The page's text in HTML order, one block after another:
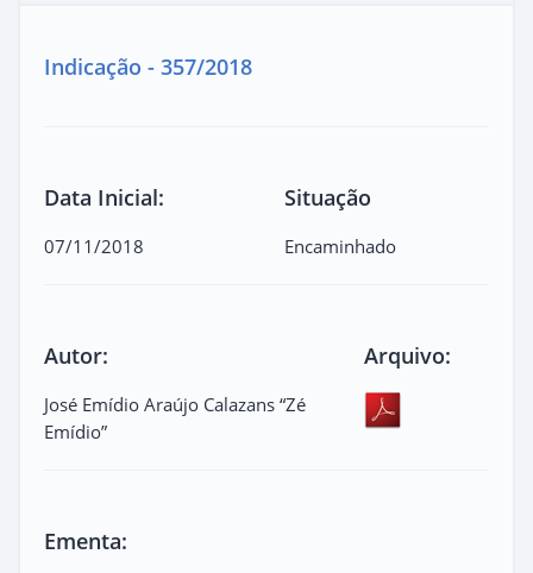
Indicação - 357/2018
Data Inicial:
07/11/2018
Situação
Encaminhado
Autor:
José Emídio Araújo Calazans “Zé
Emídio”
Arquivo:
Ementa: